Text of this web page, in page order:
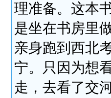
理准备。这本
是坐在书房里
亲身跑到西北
宁。只因为想
走，去看了交